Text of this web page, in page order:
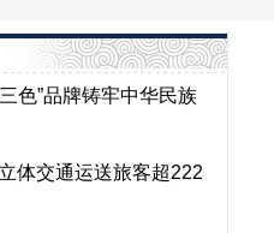
色”品牌铸牢中华民族
体交通运送旅客超222